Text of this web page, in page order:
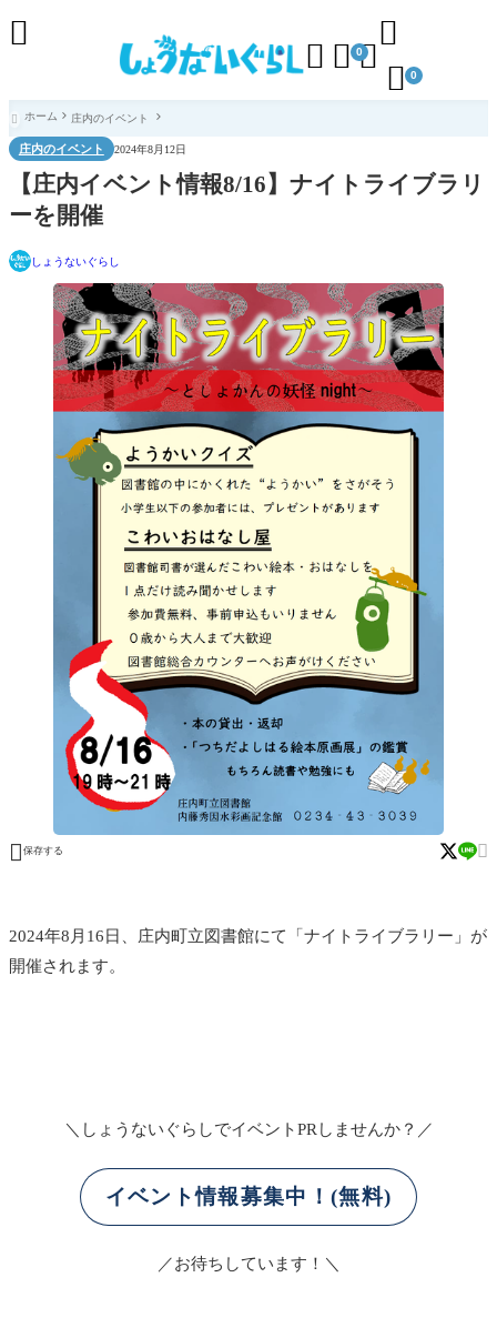
  0

 0

 ホーム 庄内のイベント
庄内のイベント 2024年8月12日
【庄内イベント情報8/16】ナイトライブラリ
ーを開催
しょうないぐらし
 保存する 
2024年8月16日、庄内町立図書館にて「ナイトライブラリー」が
開催されます。
＼しょうないぐらしでイベントPRしませんか？／
イベント情報募集中！(無料)
／お待ちしています！＼